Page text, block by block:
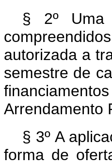
§ 2º Uma
autorizada a
semestre de
Arrendamento
§ 3º A
forma de